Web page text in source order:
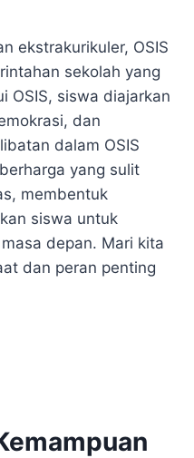
ekstrakurikuler, OSIS
sekolah yang
OSIS, siswa diajarkan
dan
dalam OSIS
yang sulit
membentuk
siswa untuk
depan. Mari kita
dan peran penting